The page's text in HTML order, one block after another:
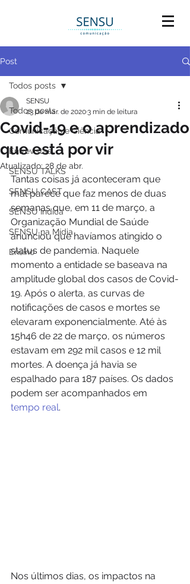
Post
Todos posts
Comunicação e Ciência
Entrevistas
SENSU TALKS
SENSU CAST
SENSU Indica
SENSU na Mídia
Ensino
Todos posts
Covid-19 e o aprendizado
que está por vir
SENSU
23 de mar. de 20203 min de leitura
Atualizado: 28 de abr.
Tantas coisas já aconteceram que
mal parece que faz menos de duas
semanas que, em 11 de março, a
Organização Mundial de Saúde
anunciou que havíamos atingido o
status de pandemia. Naquele
momento a entidade se baseava na
amplitude global dos casos de Covid-
19. Após o alerta, as curvas de
notificações de casos e mortes se
elevaram exponencialmente. Até às
15h46 de 22 de março, os números
estavam em 292 mil casos e 12 mil
mortes. A doença já havia se
espalhado para 187 países. Os dados
podem ser acompanhados em
tempo real.
Nos últimos dias, os impactos na